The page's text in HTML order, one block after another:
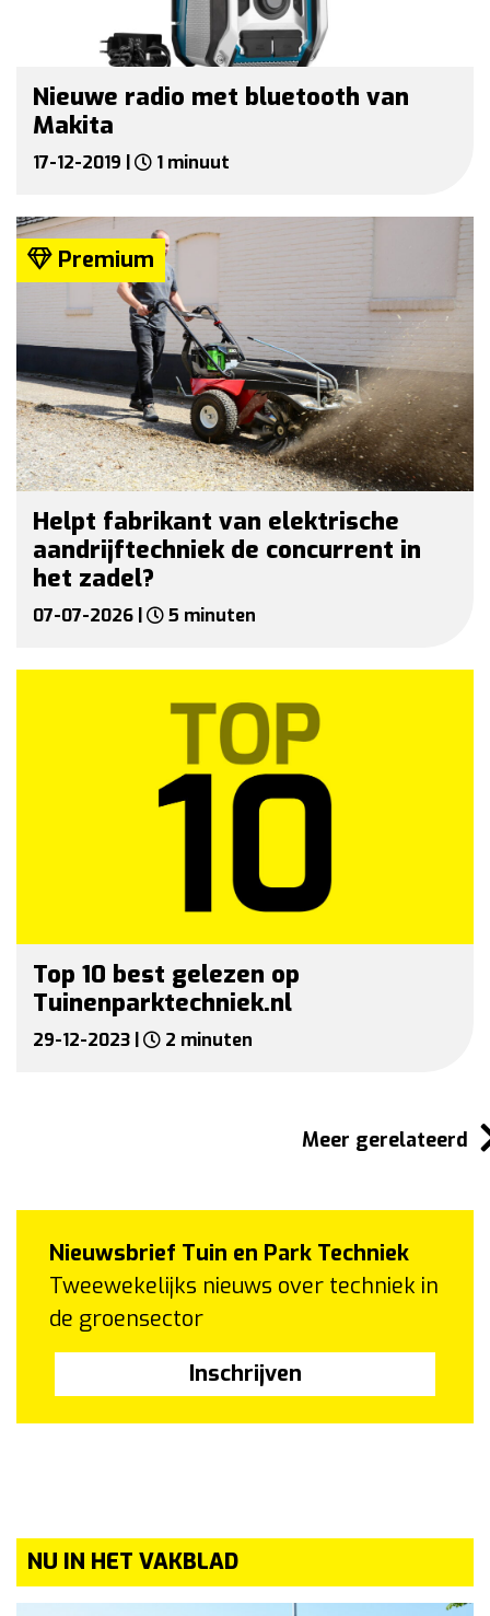
Nieuwe radio met bluetooth van
Makita
17-12-2019 | 1 minuut
Premium
Helpt fabrikant van elektrische
aandrijftechniek de concurrent in
het zadel?
07-07-2026 | 5 minuten
Top 10 best gelezen op
Tuinenparktechniek.nl
29-12-2023 | 2 minuten
Meer gerelateerd
Nieuwsbrief Tuin en Park Techniek
Tweewekelijks nieuws over techniek in
de groensector
Inschrijven
NU IN HET VAKBLAD